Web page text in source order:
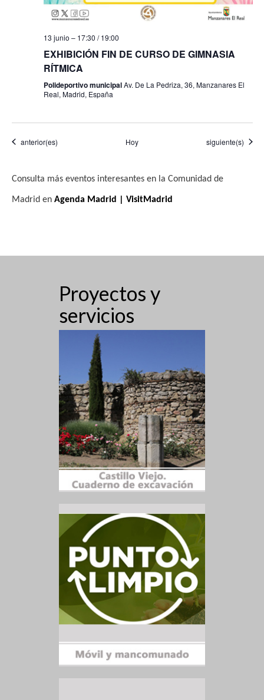
13 junio – 17:30 /19:00
EXHIBICIÓN FIN DE CURSO DE GIMNASIA
RÍTMICA
Polideportivo municipalAv. De La Pedriza, 36, Manzanares El
Real, Madrid, España
Eventos
anterior(es) Hoy Eventos
siguiente(s)
Consulta más eventos interesantes en la Comunidad de
Madrid en Agenda Madrid | VisitMadrid
Proyectos y
servicios